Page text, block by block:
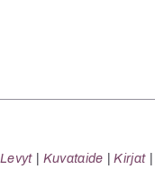
Levyt Kuvataide Kirjat